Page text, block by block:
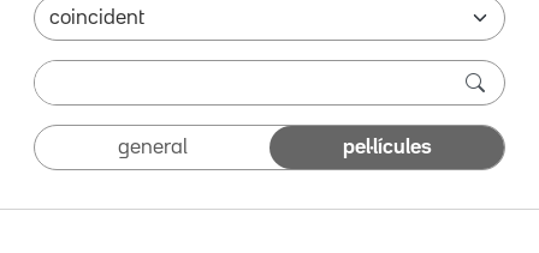
general pel·lícules